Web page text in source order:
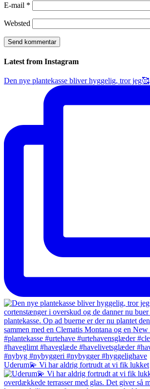
E-mail *
Websted
Latest from Instagram
Den nye plantekasse bliver hyggelig, tror jeg🥰
Uderum💫 Vi har aldrig fortrudt at vi fik lukket